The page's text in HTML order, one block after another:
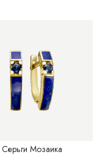
Серьги Мозаика